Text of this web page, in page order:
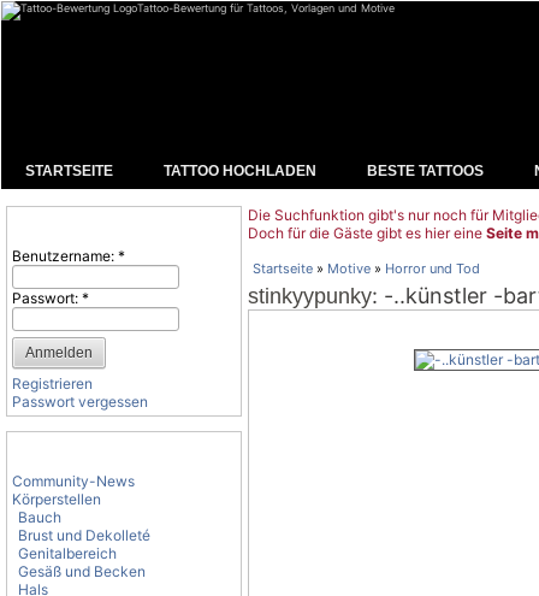
Tattoo-Bewertung für Tattoos, Vorlagen und Motive
STARTSEITE TATTOO HOCHLADEN BESTE TATTOOS
Benutzername: *
Passwort: *
Registrieren
Passwort vergessen
Community-News
Körperstellen
Bauch
Brust und Dekolleté
Genitalbereich
Gesäß und Becken
Hals
Die Suchfunktion gibt's nur noch für
Doch für die Gäste gibt es hier eine Seite
Startseite » Motive » Horror und Tod
stinkyypunky: -..künstler -